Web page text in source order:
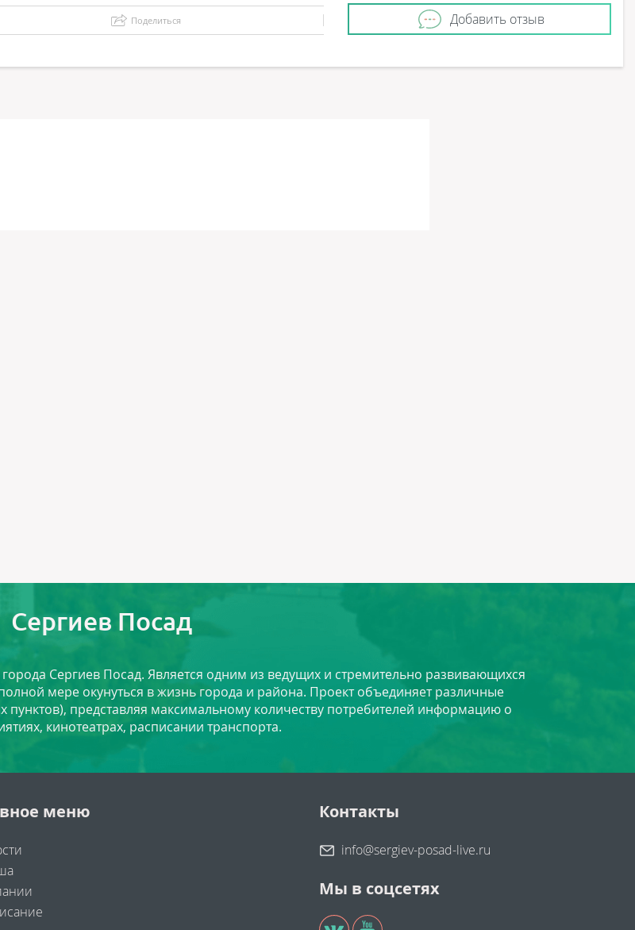
Поделиться Добавить отзыв
Сергиев Посад
Сергиев Посад. Является одним из ведущих и стремительно развивающихся
мере окунуться в жизнь города и района. Проект объединяет различные
представляя максимальному количеству потребителей информацию о
кинотеатрах, расписании транспорта.
меню Контакты
info@sergiev-posad-live.ru
Мы в соцсетях